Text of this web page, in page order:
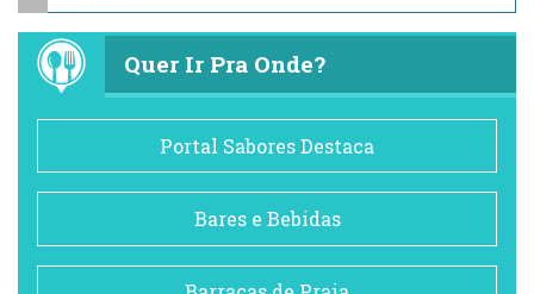
Quer Ir Pra Onde?
Portal Sabores Destaca
Bares e Bebidas